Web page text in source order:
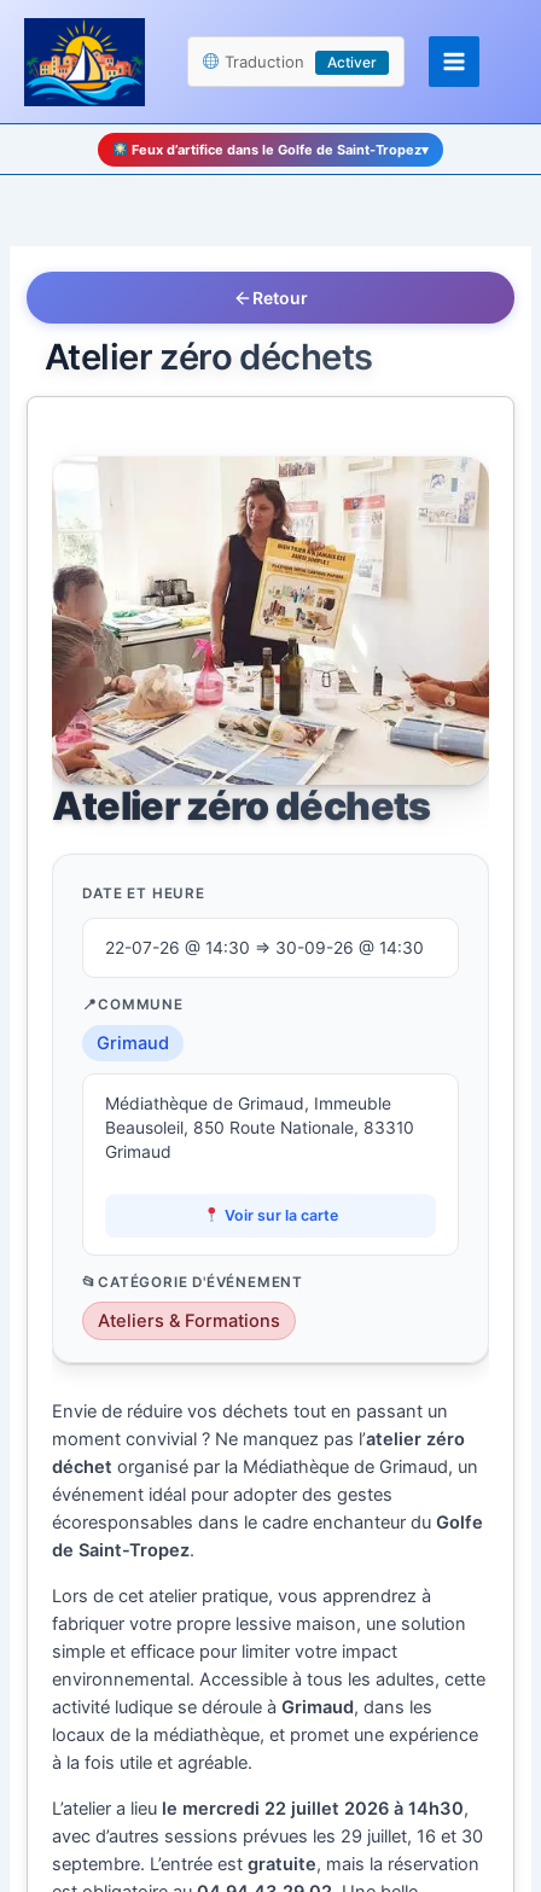
Panneau de gestion des cookies
Aller
contenu
Traduction Activer
Feux d’artifice dans le Golfe de Saint-Tropez▾
Retour
Atelier zéro déchets
Atelier zéro déchets
DATE ET HEURE
22-07-26 @ 14:30 ⇒ 30-09-26 @ 14:30
COMMUNE
Grimaud
Médiathèque de Grimaud, Immeuble
Beausoleil, 850 Route Nationale, 83310
Grimaud
Voir sur la carte
CATÉGORIE D'ÉVÉNEMENT
Ateliers & Formations
Envie de réduire vos déchets tout en passant un
moment convivial ? Ne manquez pas l’atelier zéro
déchet organisé par la Médiathèque de Grimaud, un
événement idéal pour adopter des gestes
écoresponsables dans le cadre enchanteur duGolfe
de Saint-Tropez.
Lors de cet atelier pratique, vous apprendrez à
fabriquer votre propre lessive maison, une solution
simple et efficace pour limiter votre impact
environnemental. Accessible à tous les adultes, cette
activité ludique se déroule àGrimaud, dans les
locaux de la médiathèque, et promet une expérience
à la fois utile et agréable.
L’atelier a lieu le mercredi 22 juillet 2026 à 14h30,
avec d’autres sessions prévues les 29 juillet, 16 et 30
septembre. L’entrée estgratuite, mais la réservation